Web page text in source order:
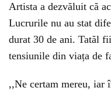
Artista a dezvăluit că
Lucrurile nu au stat
durat 30 de ani. Tatăl
tensiunile din viața de
,,Ne certam mereu, iar